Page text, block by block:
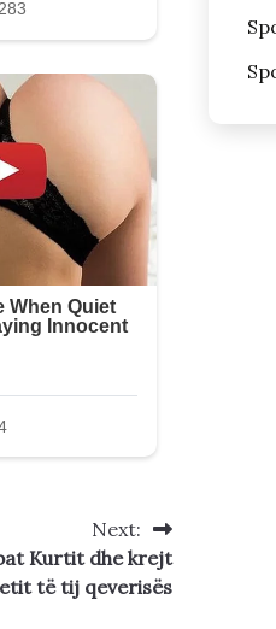
Next:
Kurtit dhe krejt
të tij qeverisës